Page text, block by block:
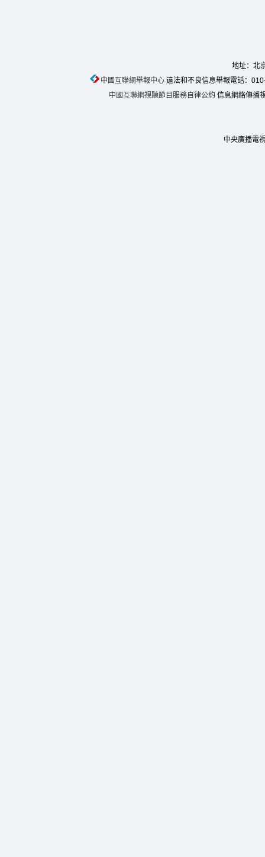
地址：北
中國互聯網舉報中心違法和不良信息舉報電話：
中國互聯網視聽節目服務自律公約 信息網絡傳播
中央廣播電